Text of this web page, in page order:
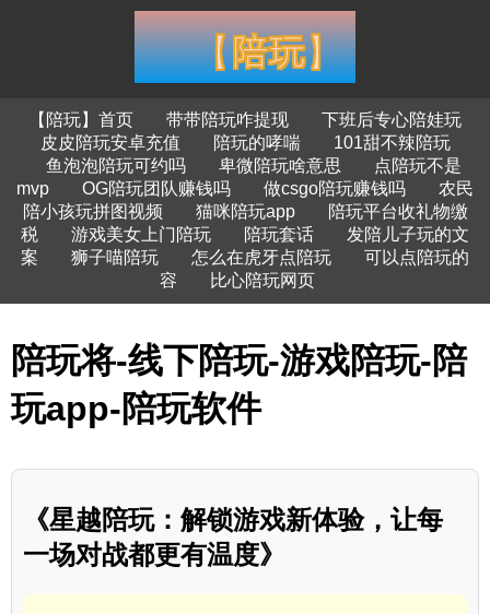
【陪玩】首页 带带陪玩咋提现
下班后专心陪娃玩
皮皮陪玩安卓充值
陪玩的哮喘
101甜不辣陪玩
鱼泡泡陪玩可约吗
卑微陪玩啥意思
点陪玩不是
mvp
OG陪玩团队赚钱吗 做csgo陪玩赚钱吗
农民
陪小孩玩拼图视频
猫咪陪玩app
陪玩平台收礼物缴
税
游戏美女上门陪玩 陪玩套话
发陪儿子玩的文
案
狮子喵陪玩 怎么在虎牙点陪玩
可以点陪玩的
容
比心陪玩网页
陪玩将-线下陪玩-游戏陪玩-陪
玩app-陪玩软件
《星越陪玩：解锁游戏新体验，让每
一场对战都更有温度》